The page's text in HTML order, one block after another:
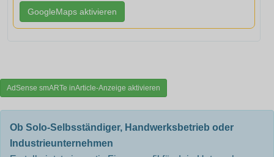
GoogleMaps aktivieren
AdSense smARTe inArticle-Anzeige aktivieren
Ob Solo-Selbsständiger, Handwerksbetrieb oder
Industrieunternehmen